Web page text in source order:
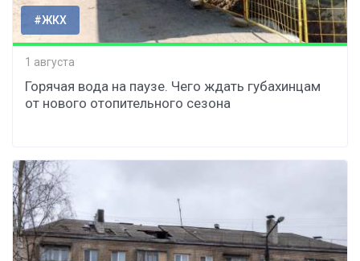
#ЖКХ
1 августа
Горячая вода на паузе. Чего ждать губахинцам
от нового отопительного сезона